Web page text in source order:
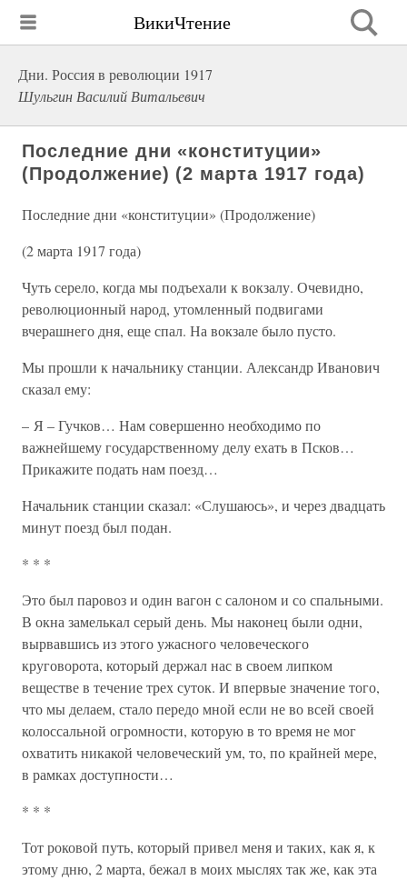
ВикиЧтение
Дни. Россия в революции 1917
Шульгин Василий Витальевич
Последние дни «конституции»
(Продолжение) (2 марта 1917 года)
Последние дни «конституции» (Продолжение)
(2 марта 1917 года)
Чуть серело, когда мы подъехали к вокзалу. Очевидно,
революционный народ, утомленный подвигами
вчерашнего дня, еще спал. На вокзале было пусто.
Мы прошли к начальнику станции. Александр Иванович
сказал ему:
– Я – Гучков… Нам совершенно необходимо по
важнейшему государственному делу ехать в Псков…
Прикажите подать нам поезд…
Начальник станции сказал: «Слушаюсь», и через двадцать
минут поезд был подан.
* * *
Это был паровоз и один вагон с салоном и со спальными.
В окна замелькал серый день. Мы наконец были одни,
вырвавшись из этого ужасного человеческого
круговорота, который держал нас в своем липком
веществе в течение трех суток. И впервые значение того,
что мы делаем, стало передо мной если не во всей своей
колоссальной огромности, которую в то время не мог
охватить никакой человеческий ум, то, по крайней мере,
в рамках доступности…
* * *
Тот роковой путь, который привел меня и таких, как я, к
этому дню, 2 марта, бежал в моих мыслях так же, как эта